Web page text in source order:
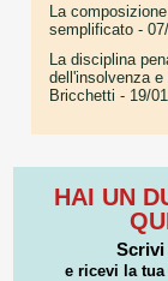
La
semplificato -
La disciplina
dell'insolvenza
Bricchetti - 19/
HAI UN
Scrivi
e ricevi la